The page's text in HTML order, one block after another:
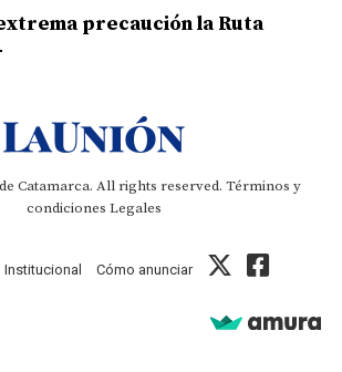
precaución la Ruta
Catamarca. All rights reserved. Términos y
condiciones Legales
Institucional Cómo anunciar